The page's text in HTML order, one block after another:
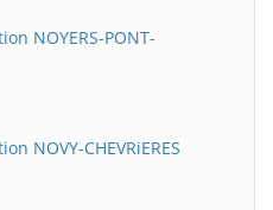
NOYERS-PONT-
NOVY-CHEVRiERES